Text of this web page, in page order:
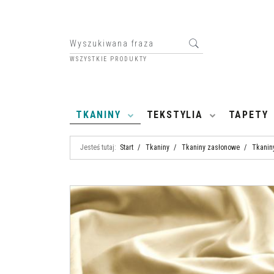
WSZYSTKIE PRODUKTY
TKANINY TEKSTYLIA TAPETY
Jesteś tutaj: Start / Tkaniny / Tkaniny zasłonowe /